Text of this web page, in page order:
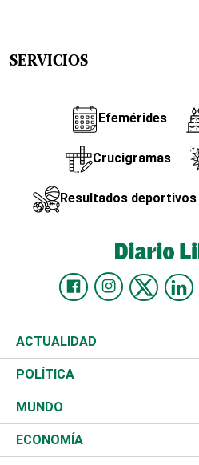
SERVICIOS
Efemérides
Crucigramas
Resultados deportivos
ACTUALIDAD
Nacional
Ciudad
Educación
POLÍTICA
Partidos
JCE
MUNDO
Estados Unidos
ECONOMÍA